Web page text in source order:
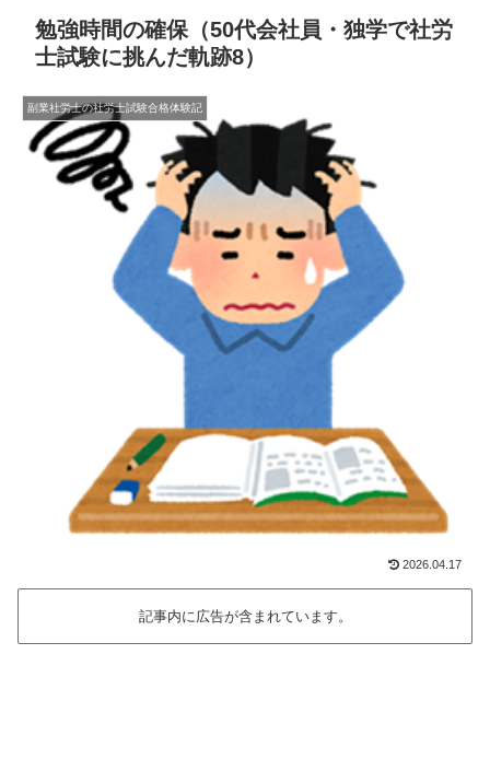
勉強時間の確保（50代会社員・独学で社労
士試験に挑んだ軌跡8）
副業社労士の社労士試験合格体験記
2026.04.17
記事内に広告が含まれています。